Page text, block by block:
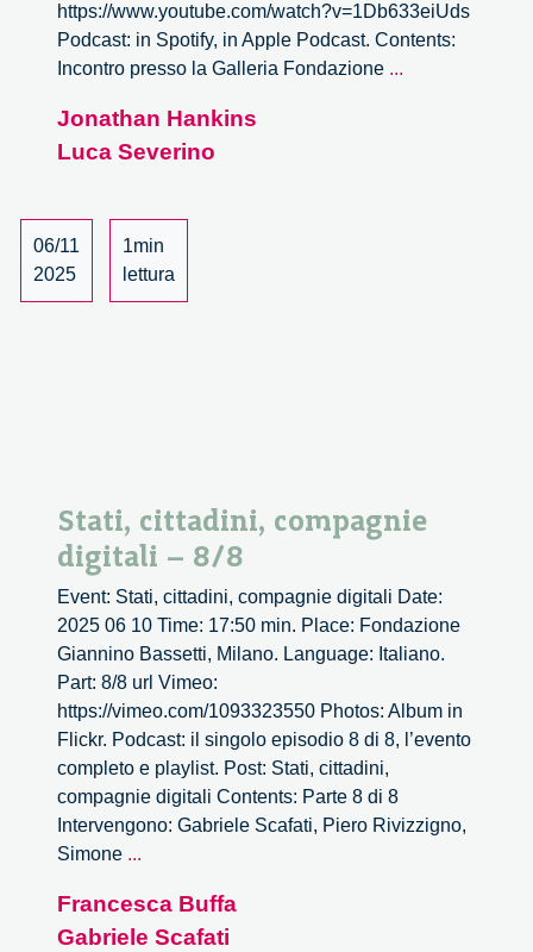
https://www.youtube.com/watch?v=1Db633eiUds
Podcast: in Spotify, in Apple Podcast. Contents:
Incontro presso la Galleria Fondazione ...
Jonathan Hankins
Luca Severino
06/11
2025
1min
lettura
Stati, cittadini, compagnie
digitali – 8/8
Event: Stati, cittadini, compagnie digitali Date:
2025 06 10 Time: 17:50 min. Place: Fondazione
Giannino Bassetti, Milano. Language: Italiano.
Part: 8/8 url Vimeo:
https://vimeo.com/1093323550 Photos: Album in
Flickr. Podcast: il singolo episodio 8 di 8, l’evento
completo e playlist. Post: Stati, cittadini,
compagnie digitali Contents: Parte 8 di 8
Intervengono: Gabriele Scafati, Piero Rivizzigno,
Simone ...
compagnie
digitali
Francesca Buffa
Gabriele Scafati